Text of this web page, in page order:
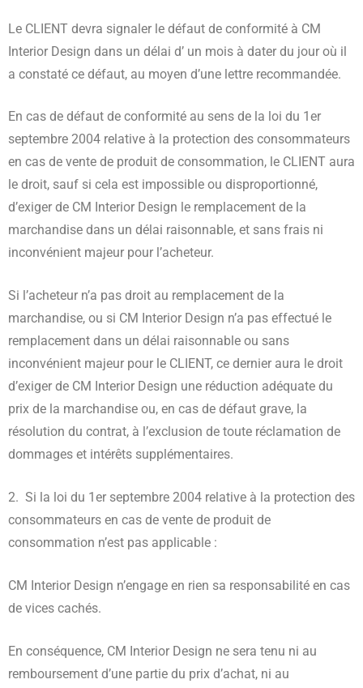
Le CLIENT devra signaler le défaut de conformité à CM
Interior Design dans un délai d’ un mois à dater du jour où il
a constaté ce défaut, au moyen d’une lettre recommandée.
En cas de défaut de conformité au sens de la loi du 1er
septembre 2004 relative à la protection des consommateurs
en cas de vente de produit de consommation, le CLIENT aura
le droit, sauf si cela est impossible ou disproportionné,
d’exiger de CM Interior Design le remplacement de la
marchandise dans un délai raisonnable, et sans frais ni
inconvénient majeur pour l’acheteur.
Si l’acheteur n’a pas droit au remplacement de la
marchandise, ou si CM Interior Design n’a pas effectué le
remplacement dans un délai raisonnable ou sans
inconvénient majeur pour le CLIENT, ce dernier aura le droit
d’exiger de CM Interior Design une réduction adéquate du
prix de la marchandise ou, en cas de défaut grave, la
résolution du contrat, à l’exclusion de toute réclamation de
dommages et intérêts supplémentaires.
2. Si la loi du 1er septembre 2004 relative à la protection des
consommateurs en cas de vente de produit de
consommation n’est pas applicable :
CM Interior Design n’engage en rien sa responsabilité en cas
de vices cachés.
En conséquence, CM Interior Design ne sera tenu ni au
remboursement d’une partie du prix d’achat, ni au